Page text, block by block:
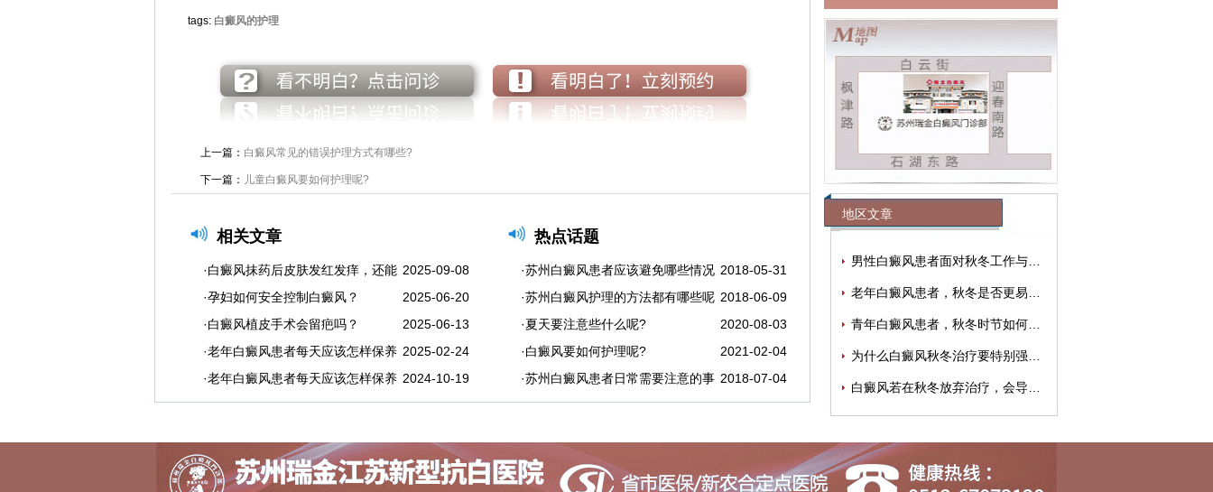
tags: 白癜风的护理
上一篇： 白癜风常见的错误护理方式有哪些?
下一篇： 儿童白癜风要如何护理呢?
相关文章
·白癜风抹药后皮肤发红发痒，还能 2025-09-08
·孕妇如何安全控制白癜风？
2025-06-20
·白癜风植皮手术会留疤吗？
2025-06-13
·老年白癜风患者每天应该怎样保养 2025-02-24
·老年白癜风患者每天应该怎样保养 2024-10-19
热点话题
·苏州白癜风患者应该避免哪些情况 2018-05-31
·苏州白癜风护理的方法都有哪些呢 2018-06-09
·夏天要注意些什么呢?
2020-08-03
·白癜风要如何护理呢?
2021-02-04
·苏州白癜风患者日常需要注意的事 2018-07-04
地区文章
男性白癜风患者面对秋冬工作与生活压力
青年白癜风患者，秋冬时节如何有效缓解